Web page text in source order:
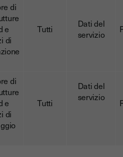
di
e
di
Tutti
Dati del
servizio
di
e
di
Tutti
Dati del
servizio